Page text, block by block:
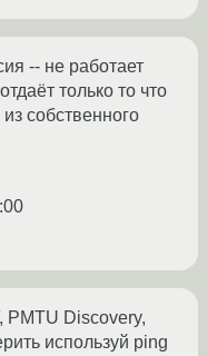
-- не работает
только то что
собственного
PMTU Discovery,
используй ping